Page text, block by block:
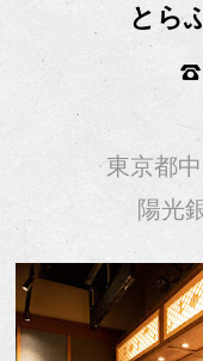
とら
東京都
陽光